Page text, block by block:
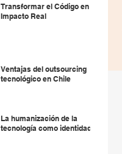
Transformar el Código en
Impacto Real
Ventajas del outsourcing
tecnológico en Chile
La humanización de la
tecnología como identidad